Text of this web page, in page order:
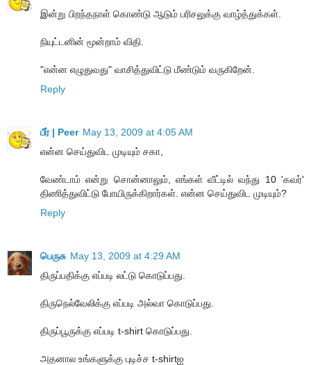
இன்று பிறந்தநாள் கொண்டு ஆடும் பரிசலுக்கு வாழ்த்துக்கள்.
நியுட்டனின் மூன்றாம் விதி.
"என்ன எழுதுவது" வாசித்துவிட்டு மீண்டும் வருகிறேன்.
Reply
பீர் | Peer May 13, 2009 at 4:05 AM
என்ன செய்துவிட முடியும் சகா,
வேண்டாம் என்று சொன்னாலும், எங்கள் வீட்டில் வந்து 10 'கவர்'
திணித்துவிட்டு போயிருக்கிறார்கள். என்ன செய்துவிட முடியும்?
Reply
பெருசு May 13, 2009 at 4:29 AM
திருப்பதிக்கு எப்படி லட்டு கொடுப்பது.
திருநெல்வேலிக்கு எப்படி அல்வா கொடுப்பது.
திருப்பூருக்கு எப்படி t-shirt கொடுப்பது.
அதனால உங்களுக்கு புடிச்ச t-shirtஐ